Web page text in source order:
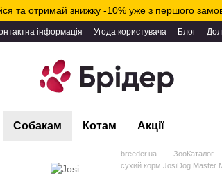
та отримай знижку -10% уже з першого
інформація Угода користувача Блог
Собакам Котам Акції
breeder.ua ЗооКаталог
сухий корм JosiDog Master